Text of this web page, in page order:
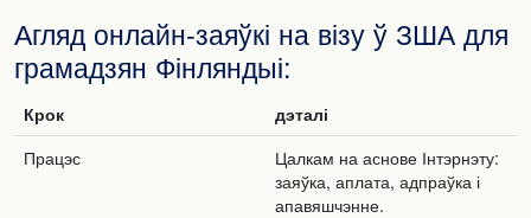
Агляд онлайн-заяўкі на візу ў ЗША для
грамадзян Фінляндыі:
Крок
дэталі
Працэс
Цалкам на аснове Інтэрнэту:
заяўка, аплата, адпраўка і
апавяшчэнне.